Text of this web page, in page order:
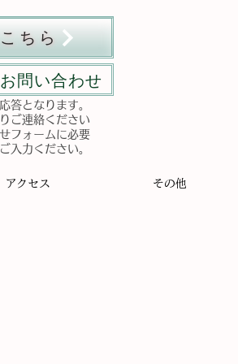
ちら
お問い合わせ
答となります。
ご連絡ください
フォームに必要
入力ください。
アクセス その他